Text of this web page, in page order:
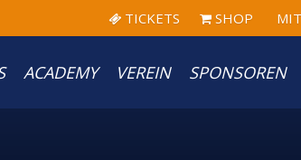
TICKETS SHOP
ACADEMY VEREIN SPONSOREN